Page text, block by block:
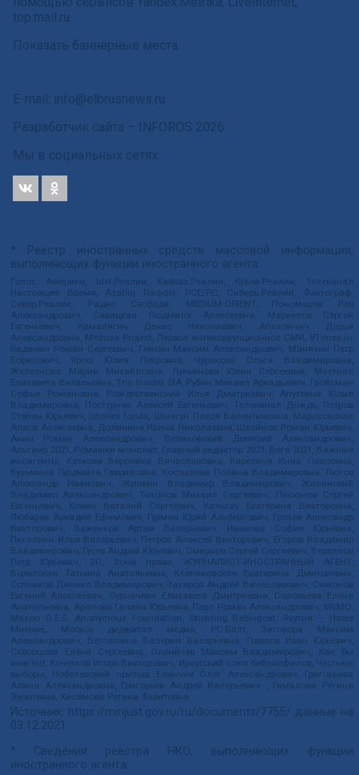
top.mail.ru
Показать баннерные места
E-mail: info@elbrusnews.ru
Разработчик сайта – INFOROS 2026
Мы в социальных сетях:
* Реестр иностранных средств массовой информации,
выполняющих функции иностранного агента:
Голос Америки, Idel.Реалии, Кавказ.Реалии, Крым.Реалии, Телеканал
Настоящее Время, Azatliq Radiosi, PCE/PC, Сибирь.Реалии, Фактограф,
Север.Реалии, Радио Свобода, MEDIUM-ORIENT, Пономарев Лев
Александрович, Савицкая Людмила Алексеевна, Маркелов Сергей
Евгеньевич, Камалягин Денис Николаевич, Апахончич Дарья
Александровна, Medusa Project, Первое антикоррупционное СМИ, VTimes.io,
Баданин Роман Сергеевич, Гликин Максим Александрович, Маняхин Петр
Борисович, Ярош Юлия Петровна, Чуракова Ольга Владимировна,
Железнова Мария Михайловна, Лукьянова Юлия Сергеевна, Маетная
Елизавета Витальевна, The Insider SIA, Рубин Михаил Аркадьевич, Гройсман
Софья Романовна, Рождественский Илья Дмитриевич, Апухтина Юлия
Владимировна, Постернак Алексей Евгеньевич, Телеканал Дождь, Петров
Степан Юрьевич, Istories fonds, Шмагун Олеся Валентиновна, Мароховская
Алеся Алексеевна, Долинина Ирина Николаевна, Шлейнов Роман Юрьевич,
Анин Роман Александрович, Великовский Дмитрий Александрович,
Альтаир 2021, Ромашки монолит, Главный редактор 2021, Вега 2021, Важные
иноагенты, Каткова Вероника Вячеславовна, Карезина Инна Павловна,
Кузьмина Людмила Гавриловна, Костылева Полина Владимировна, Лютов
Александр Иванович, Жилкин Владимир Владимирович, Жилинский
Владимир Александрович, Тихонов Михаил Сергеевич, Пискунов Сергей
Евгеньевич, Ковин Виталий Сергеевич, Кильтау Екатерина Викторовна,
Любарев Аркадий Ефимович, Гурман Юрий Альбертович, Грезев Александр
Викторович, Важенков Артем Валерьевич, Иванова София Юрьевна,
Пигалкин Илья Валерьевич, Петров Алексей Викторович, Егоров Владимир
Владимирович, Гусев Андрей Юрьевич, Смирнов Сергей Сергеевич, Верзилов
Петр Юрьевич, ЗП, Зона права, ЖУРНАЛИСТ-ИНОСТРАННЫЙ АГЕНТ,
Вольтская Татьяна Анатольевна, Клепиковская Екатерина Дмитриевна,
Сотников Даниил Владимирович, Захаров Андрей Вячеславович, Симонов
Евгений Алексеевич, Сурначева Елизавета Дмитриевна, Соловьева Елена
Анатольевна, Арапова Галина Юрьевна, Перл Роман Александрович, МЕМО,
Mason G.E.S. Anonymous Foundation, Stichting Bellingcat, Якутия – Наше
Мнение, Москоу диджитал медиа, РС-Балт, Заговора Максим
Александрович, Ветошкина Валерия Валерьевна, Павлов Иван Юрьевич,
Скворцова Елена Сергеевна, Оленичев Максим Владимирович, Как бы
инагент, Кочетков Игорь Викторович, Иркутский союз библиофилов, Честные
выборы, Нобелевский призыв, Еланчик Олег Александрович, Григорьева
Алина Александровна, Григорьев Андрей Валерьевич , Гималова Регина
Эмилевна, Хисамова Регина Фаритовна
Источник: https://minjust.gov.ru/ru/documents/7755/ данные на
03.12.2021
* Сведения реестра НКО, выполняющих функции
иностранного агента: